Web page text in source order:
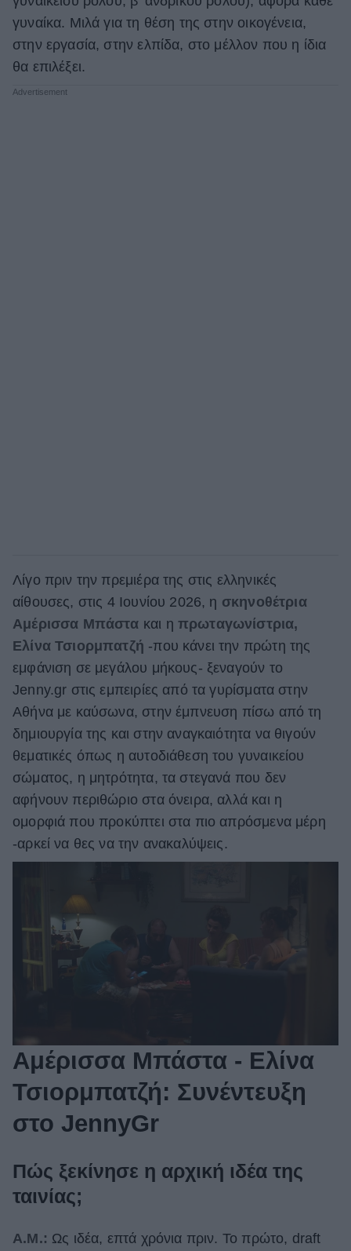
γυναίκα. Μιλά για τη θέση της στην οικογένεια,
στην εργασία, στην ελπίδα, στο μέλλον που η ίδια
θα επιλέξει.
Λίγο πριν την πρεμιέρα της στις ελληνικές
αίθουσες, στις 4 Ιουνίου 2026, η σκηνοθέτρια
Αμέρισσα Μπάστα και η πρωταγωνίστρια,
Ελίνα Τσιορμπατζή -που κάνει την πρώτη της
εμφάνιση σε μεγάλου μήκους- ξεναγούν το
Jenny.gr στις εμπειρίες από τα γυρίσματα στην
Αθήνα με καύσωνα, στην έμπνευση πίσω από τη
δημιουργία της και στην αναγκαιότητα να θιγούν
θεματικές όπως η αυτοδιάθεση του γυναικείου
σώματος, η μητρότητα, τα στεγανά που δεν
αφήνουν περιθώριο στα όνειρα, αλλά και η
ομορφιά που προκύπτει στα πιο απρόσμενα μέρη
-αρκεί να θες να την ανακαλύψεις.
Αμέρισσα Μπάστα - Ελίνα
Τσιορμπατζή: Συνέντευξη
στο JennyGr
Πώς ξεκίνησε η αρχική ιδέα της
ταινίας;
Α.Μ.: Ως ιδέα, επτά χρόνια πριν. Το πρώτο, draft